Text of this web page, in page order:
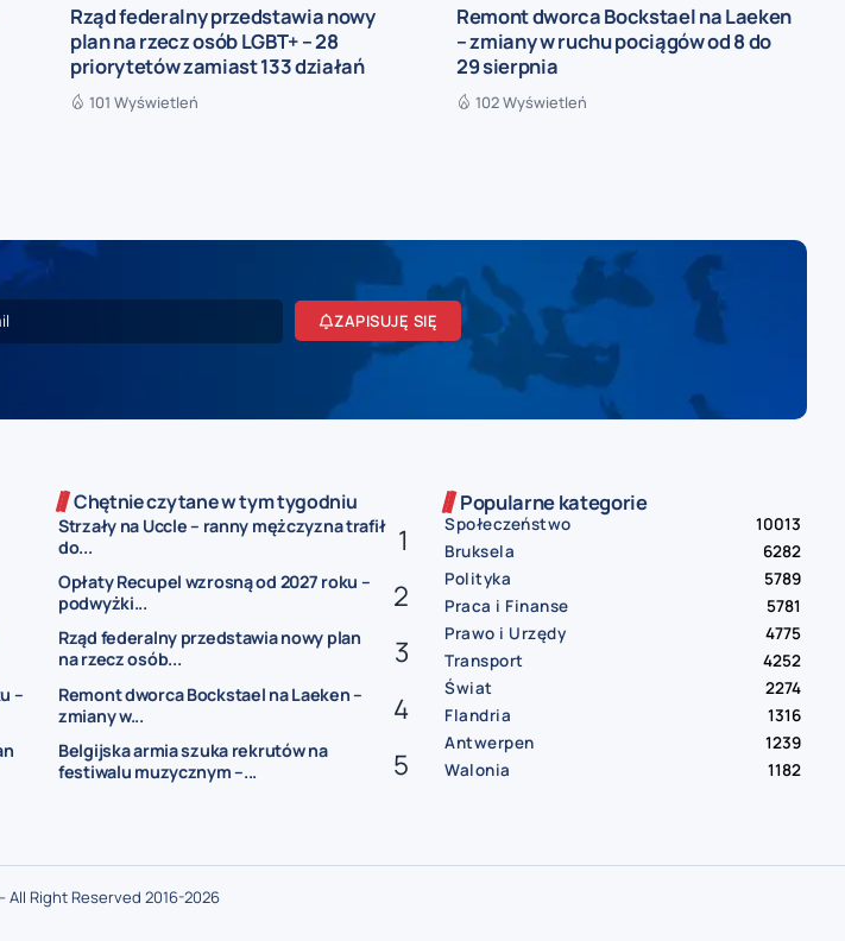
Rząd federalny przedstawia nowy
plan na rzecz osób LGBT+ – 28
priorytetów zamiast 133 działań
101 Wyświetleń
Remont dworca Bockstael na Laeken
– zmiany w ruchu pociągów od 8 do
29 sierpnia
102 Wyświetleń
ZAPISUJĘ SIĘ
–
Chętnie czytane w tym tygodniu
Strzały na Uccle – ranny mężczyzna trafił
do...
Opłaty Recupel wzrosną od 2027 roku –
podwyżki...
Rząd federalny przedstawia nowy plan
na rzecz osób...
Remont dworca Bockstael na Laeken –
zmiany w...
Belgijska armia szuka rekrutów na
festiwalu muzycznym –...
Popularne kategorie
Społeczeństwo
10013
Bruksela
6282
Polityka
5789
Praca i Finanse
5781
Prawo i Urzędy
4775
Transport
4252
Świat
2274
Flandria
1316
Antwerpen
1239
Walonia
1182
All Right Reserved 2016-2026